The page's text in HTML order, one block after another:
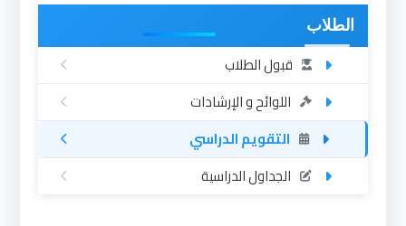
الطلاب
قبول الطلاب
اللوائح و الإرشادات
التقويم الدراسي
الجداول الدراسية